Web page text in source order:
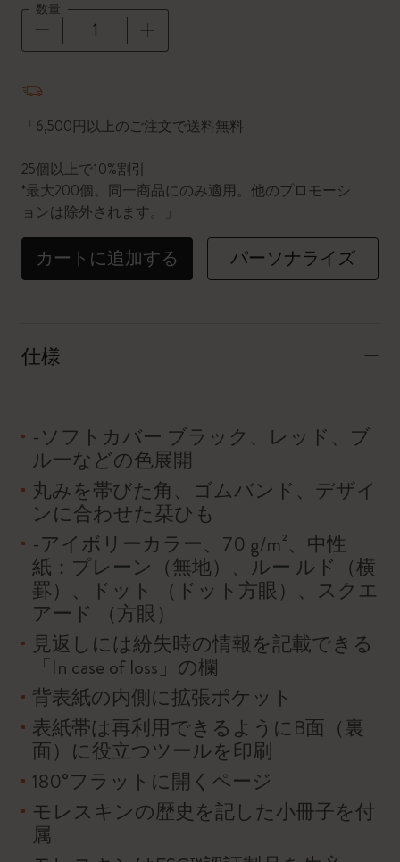
数量
「6,500円以上のご注文で送料無料
25個以上で10%割引
*最大200個。同一商品にのみ適用。他のプロモーシ
ョンは除外されます。」
カートに追加する パーソナライズ
仕様
-ソフトカバー ブラック、レッド、ブ
ルーなどの色展開
丸みを帯びた角、ゴムバンド、デザイ
ンに合わせた栞ひも
-アイボリーカラー、70 g/m²、中性
紙：プレーン（無地）、ルー ルド（横
罫）、ドット （ドット方眼）、スクエ
アード （方眼）
見返しには紛失時の情報を記載できる
「In case of loss」の欄
背表紙の内側に拡張ポケット
表紙帯は再利用できるようにB面（裏
面）に役立つツールを印刷
180°フラットに開くページ
モレスキンの歴史を記した小冊子を付
属